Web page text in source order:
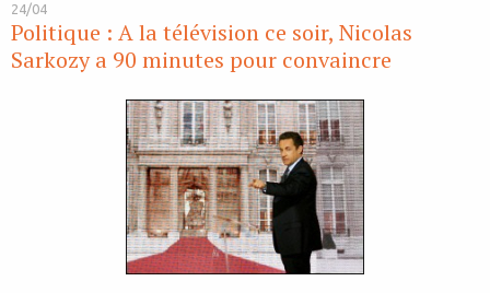
24/04
Politique : A la télévision ce soir, Nicolas
Sarkozy a 90 minutes pour convaincre